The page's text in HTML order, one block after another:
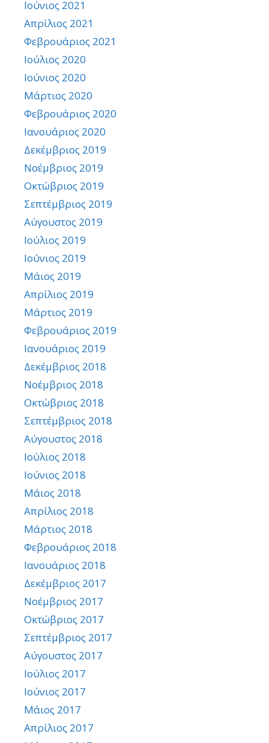
Ιούνιος 2021
Απρίλιος 2021
Φεβρουάριος 2021
Ιούλιος 2020
Ιούνιος 2020
Μάρτιος 2020
Φεβρουάριος 2020
Ιανουάριος 2020
Δεκέμβριος 2019
Νοέμβριος 2019
Οκτώβριος 2019
Σεπτέμβριος 2019
Αύγουστος 2019
Ιούλιος 2019
Ιούνιος 2019
Μάιος 2019
Απρίλιος 2019
Μάρτιος 2019
Φεβρουάριος 2019
Ιανουάριος 2019
Δεκέμβριος 2018
Νοέμβριος 2018
Οκτώβριος 2018
Σεπτέμβριος 2018
Αύγουστος 2018
Ιούλιος 2018
Ιούνιος 2018
Μάιος 2018
Απρίλιος 2018
Μάρτιος 2018
Φεβρουάριος 2018
Ιανουάριος 2018
Δεκέμβριος 2017
Νοέμβριος 2017
Οκτώβριος 2017
Σεπτέμβριος 2017
Αύγουστος 2017
Ιούλιος 2017
Ιούνιος 2017
Μάιος 2017
Απρίλιος 2017